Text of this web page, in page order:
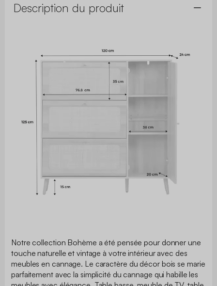
Description du produit
Notre collection Bohème a été pensée pour donner une
touche naturelle et vintage à votre intérieur avec des
meubles en cannage. Le caractère du décor bois se marie
parfaitement avec la simplicité du cannage qui habille les